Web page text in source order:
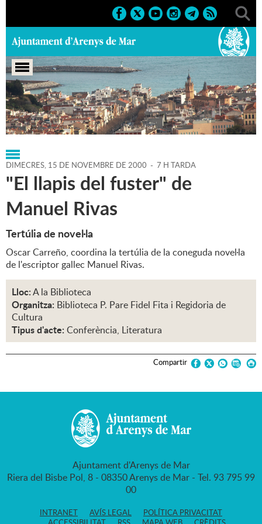
Portada > Regidories > Cultura > Agenda > 15-11-2000
DIMECRES, 15 DE NOVEMBRE DE 2000 - 7 H TARDA
"El llapis del fuster" de
Manuel Rivas
Tertúlia de novel·la
Oscar Carreño, coordina la tertúlia de la coneguda novel·la
de l'escriptor gallec Manuel Rivas.
Lloc:A la Biblioteca
Organitza: Biblioteca P. Pare Fidel Fita i Regidoria de
Cultura
Tipus d'acte: Conferència, Literatura
Compartir
Ajuntament d'Arenys de Mar
Riera del Bisbe Pol, 8 - 08350 Arenys de Mar - Tel. 93 795 99
00
INTRANET AVÍS LEGAL
POLÍTICA PRIVACITAT